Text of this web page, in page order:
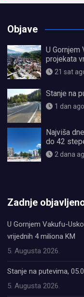
Objave
U Gornjem
projekata
21 sat
Stanje na
1 dan ago
Najviša
do 42
2 dana
Zadnje
U Gornjem Vakufu-
vrijednih 4 miliona KM
5. Augusta 2026.
Stanje na putevima,
5. Augusta 2026.